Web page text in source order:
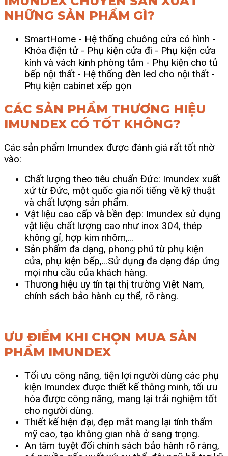
NHỮNG SẢN PHẨM GÌ?
SmartHome - Hệ thống chuông cửa có hình -
Khóa điện tử - Phụ kiện cửa đi - Phụ kiện cửa
kính và vách kính phòng tắm - Phụ kiện cho tủ
bếp nội thất - Hệ thống đèn led cho nội thất -
Phụ kiện cabinet xếp gọn
CÁC SẢN PHẨM THƯƠNG HIỆU
IMUNDEX CÓ TỐT KHÔNG?
Các sản phẩm Imundex được đánh giá rất tốt nhờ
vào:
Chất lượng theo tiêu chuẩn Đức: Imundex xuất
xứ từ Đức, một quốc gia nổi tiếng về kỹ thuật
và chất lượng sản phẩm.
Vật liệu cao cấp và bền đẹp: Imundex sử dụng
vật liệu chất lượng cao như inox 304, thép
không gỉ, hợp kim nhôm,…
Sản phẩm đa dạng, phong phú từ phụ kiện
cửa, phụ kiện bếp,…Sử dụng đa dạng đáp ứng
mọi nhu cầu của khách hàng.
Thương hiệu uy tín tại thị trường Việt Nam,
chính sách bảo hành cụ thể, rõ ràng.
ƯU ĐIỂM KHI CHỌN MUA SẢN
PHẨM IMUNDEX
Tối ưu công năng, tiện lợi người dùng các phụ
kiện Imundex được thiết kế thông minh, tối ưu
hóa được công năng, mang lại trải nghiệm tốt
cho người dùng.
Thiết kế hiện đại, đẹp mắt mang lại tính thẩm
mỹ cao, tạo không gian nhà ở sang trọng.
An tâm tuyệt đối chính sách bảo hành rõ ràng,